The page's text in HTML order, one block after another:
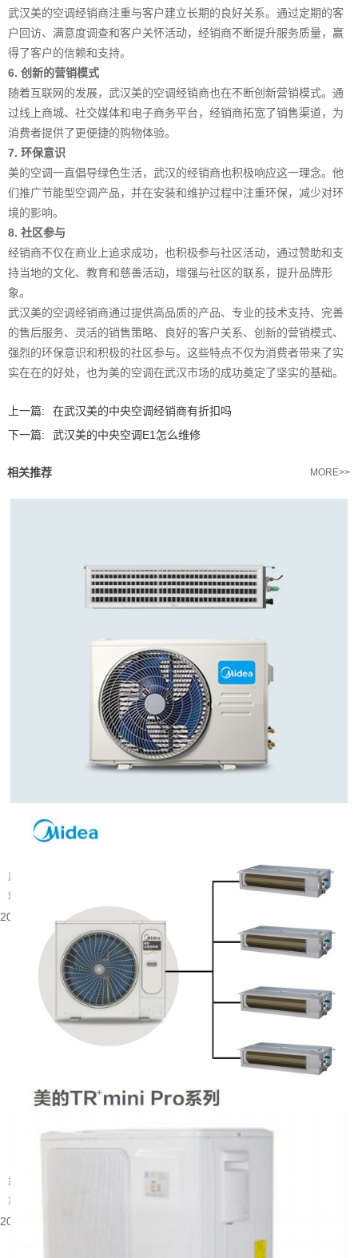
武汉美的空调经销商注重与客户建立长期的良好关系。通过定期的客
户回访、满意度调查和客户关怀活动，经销商不断提升服务质量，赢
得了客户的信赖和支持。
6. 创新的营销模式
随着互联网的发展，武汉美的空调经销商也在不断创新营销模式。通
过线上商城、社交媒体和电子商务平台，经销商拓宽了销售渠道，为
消费者提供了更便捷的购物体验。
7. 环保意识
美的空调一直倡导绿色生活，武汉的经销商也积极响应这一理念。他
们推广节能型空调产品，并在安装和维护过程中注重环保，减少对环
境的影响。
8. 社区参与
经销商不仅在商业上追求成功，也积极参与社区活动，通过赞助和支
持当地的文化、教育和慈善活动，增强与社区的联系，提升品牌形
象。
武汉美的空调经销商通过提供高品质的产品、专业的技术支持、完善
的售后服务、灵活的销售策略、良好的客户关系、创新的营销模式、
强烈的环保意识和积极的社区参与。这些特点不仅为消费者带来了实
实在在的好处，也为美的空调在武汉市场的成功奠定了坚实的基础。‍
上一篇:
在武汉美的中央空调经销商有折扣吗
下一篇:
武汉美的中央空调E1怎么维修
相关推荐 MORE>>
武汉大量建成年代较早的楼宇分布在老城片区，涵盖办公、商业以及部分居住建
筑。不少旧楼原有降温取暖设备老化，室内温控体验有限，很多业主会考虑...
2026-08-06 08:53:52
武汉别墅装什么中央空调好
武汉属于夏热冬冷的地域，夏季闷热酷暑，梅雨季湿度居高不下，冬季又伴随湿
冷的体感。别墅户型大多层数多、房间数量多，还常会带有地下室、挑空客...
2026-08-05 15:55:48